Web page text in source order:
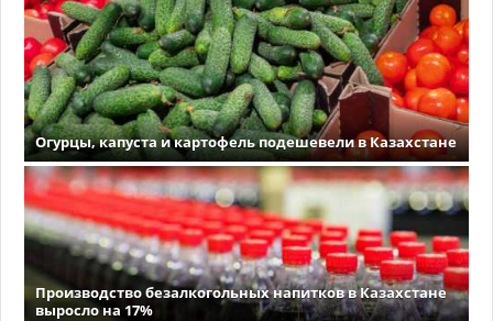
Огурцы, капуста и картофель подешевели в Казахстане
Производство безалкогольных напитков в Казахстане
выросло на 17%